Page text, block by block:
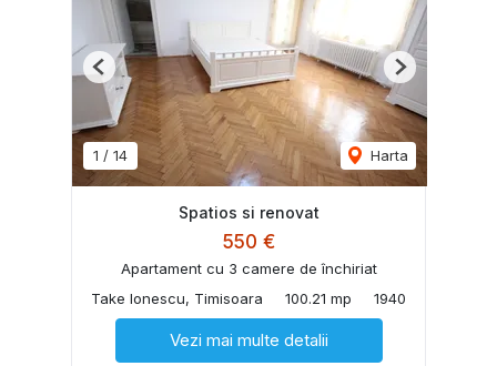
1 / 14 Harta
Previous Next
Spatios si renovat
550 €
Apartament cu 3 camere de închiriat
Take Ionescu, Timisoara
100.21 mp 1940
Vezi mai multe detalii